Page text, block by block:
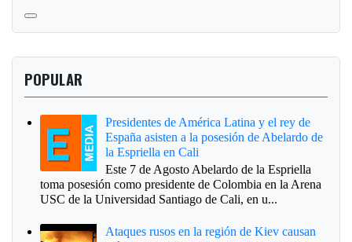
POPULAR
Presidentes de América Latina y el rey de
España asisten a la posesión de Abelardo de
la Espriella en Cali
Este 7 de Agosto Abelardo de la Espriella
toma posesión como presidente de Colombia en la Arena
USC de la Universidad Santiago de Cali, en u...
Ataques rusos en la región de Kiev causan